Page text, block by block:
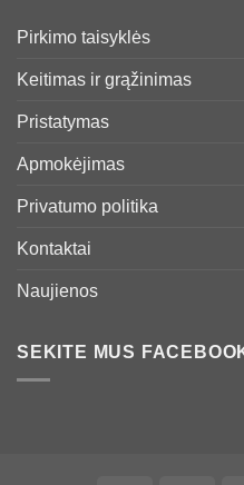
Pirkimo taisyklės
Keitimas ir grąžinimas
Pristatymas
Apmokėjimas
Privatumo politika
Kontaktai
Naujienos
SEKITE MUS